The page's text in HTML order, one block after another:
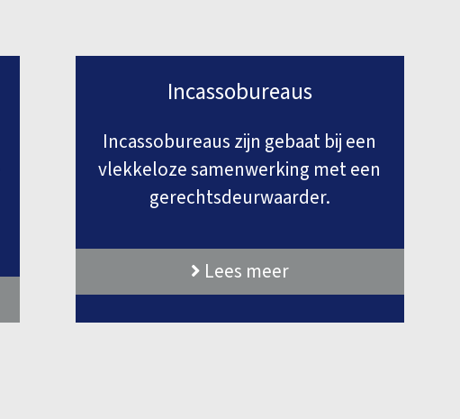
Incassobureaus
Incassobureaus zijn gebaat bij een
vlekkeloze samenwerking met een
gerechtsdeurwaarder.
Lees meer